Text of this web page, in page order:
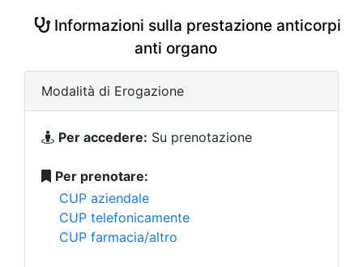
Informazioni sulla prestazione anticorpi
anti organo
Modalità di Erogazione
Per accedere: Su prenotazione
Per prenotare:
CUP aziendale
CUP telefonicamente
CUP farmacia/altro